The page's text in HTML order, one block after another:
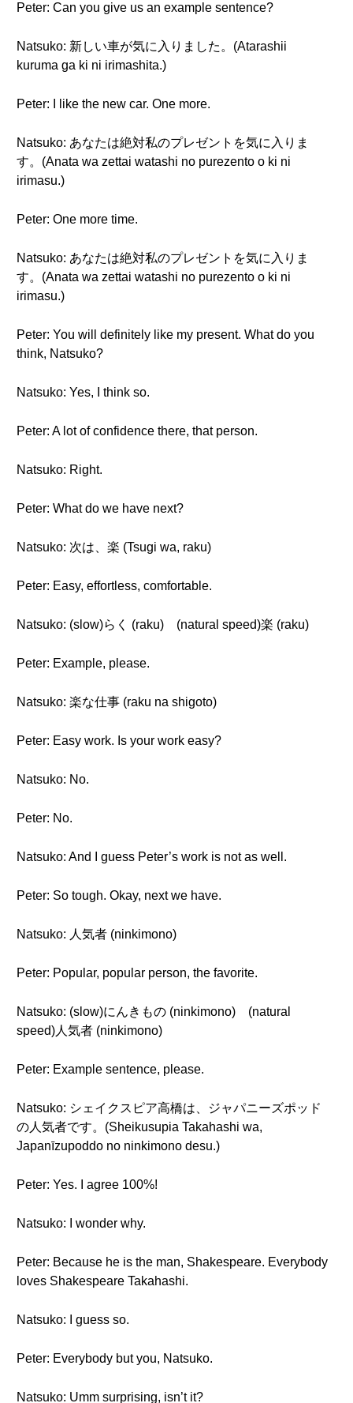
Peter: Can you give us an example sentence?
Natsuko: 新しい車が気に入りました。(Atarashii
kuruma ga ki ni irimashita.)
Peter: I like the new car. One more.
Natsuko: あなたは絶対私のプレゼントを気に入りま
す。(Anata wa zettai watashi no purezento o ki ni
irimasu.)
Peter: One more time.
Natsuko: あなたは絶対私のプレゼントを気に入りま
す。(Anata wa zettai watashi no purezento o ki ni
irimasu.)
Peter: You will definitely like my present. What do you
think, Natsuko?
Natsuko: Yes, I think so.
Peter: A lot of confidence there, that person.
Natsuko: Right.
Peter: What do we have next?
Natsuko: 次は、楽 (Tsugi wa, raku)
Peter: Easy, effortless, comfortable.
Natsuko: (slow)らく (raku) (natural speed)楽 (raku)
Peter: Example, please.
Natsuko: 楽な仕事 (raku na shigoto)
Peter: Easy work. Is your work easy?
Natsuko: No.
Peter: No.
Natsuko: And I guess Peter’s work is not as well.
Peter: So tough. Okay, next we have.
Natsuko: 人気者 (ninkimono)
Peter: Popular, popular person, the favorite.
Natsuko: (slow)にんきもの (ninkimono) (natural
speed)人気者 (ninkimono)
Peter: Example sentence, please.
Natsuko: シェイクスピア高橋は、ジャパニーズポッド
の人気者です。(Sheikusupia Takahashi wa,
Japanīzupoddo no ninkimono desu.)
Peter: Yes. I agree 100%!
Natsuko: I wonder why.
Peter: Because he is the man, Shakespeare. Everybody
loves Shakespeare Takahashi.
Natsuko: I guess so.
Peter: Everybody but you, Natsuko.
Natsuko: Umm surprising, isn’t it?